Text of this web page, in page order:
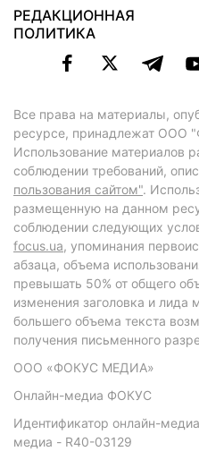
РЕДАКЦИОННАЯ
ПОЛИТИКА
Все права на материалы,
ресурсе, принадлежат ООО
Использование материалов
соблюдении требований,
пользования сайтом".
размещенную на данном
соблюдении следующих
focus.ua, упоминания
абзаца, объема
превышать 50% от общего
изменения заголовка и лида
большего объема текста
получения письменного
ООО «ФОКУС МЕДИА»
Онлайн-медиа ФОКУС
Идентификатор онлайн-
медиа - R40-03129